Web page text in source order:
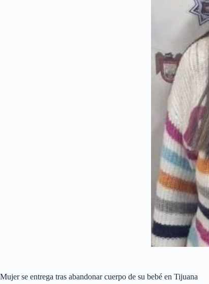
Mujer se entrega tras abandonar cuerpo de su bebé en Tijuana